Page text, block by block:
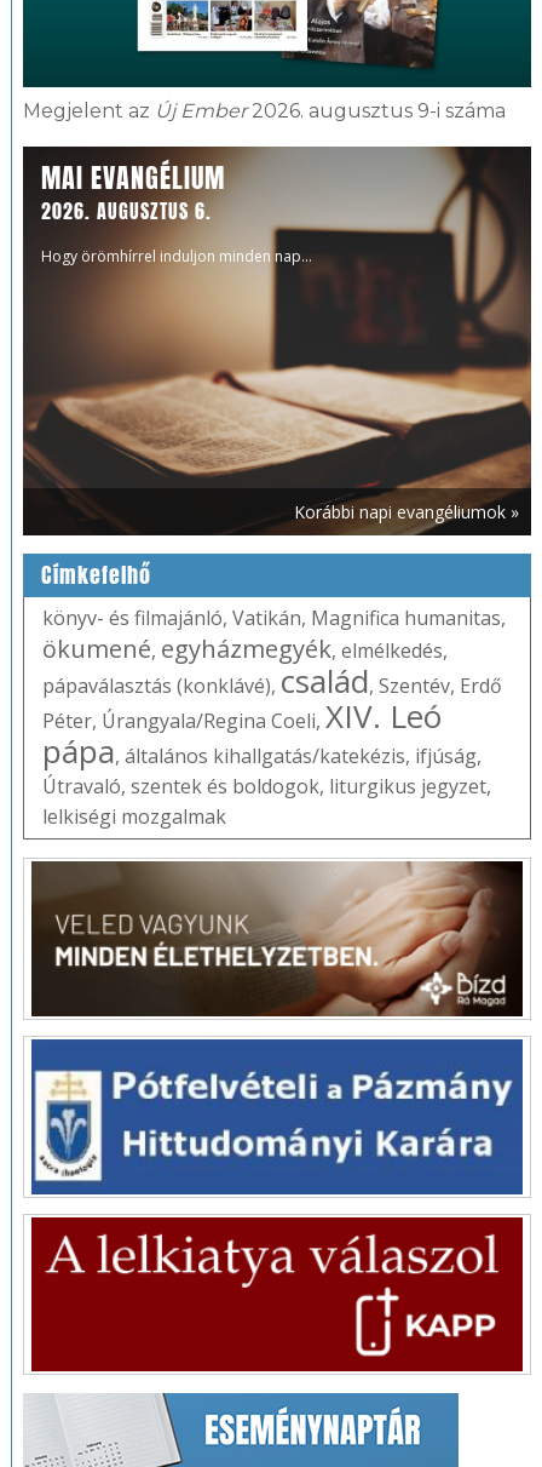
Megjelent az Új Ember2026. augusztus 9-i száma
MAI EVANGÉLIUM
2026. AUGUSZTUS 6.
Hogy örömhírrel induljon minden nap...
Korábbi napi evangéliumok »
Címkefelhő
könyv- és filmajánló, Vatikán, Magnifica humanitas,
ökumené, egyházmegyék, elmélkedés,
pápaválasztás (konklávé), család, Szentév, Erdő
Péter, Úrangyala/Regina Coeli, XIV. Leó
pápa, általános kihallgatás/katekézis, ifjúság,
Útravaló, szentek és boldogok, liturgikus jegyzet,
lelkiségi mozgalmak